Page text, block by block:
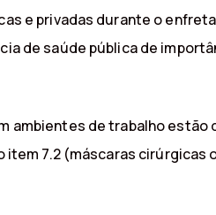
e privadas durante o
de saúde pública de
ambientes de trabalho estão
7.2 (máscaras cirúrgicas